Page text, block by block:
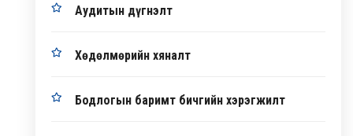
Аудитын дүгнэлт
Хөдөлмөрийн хяналт
Бодлогын баримт бичгийн хэрэгжилт